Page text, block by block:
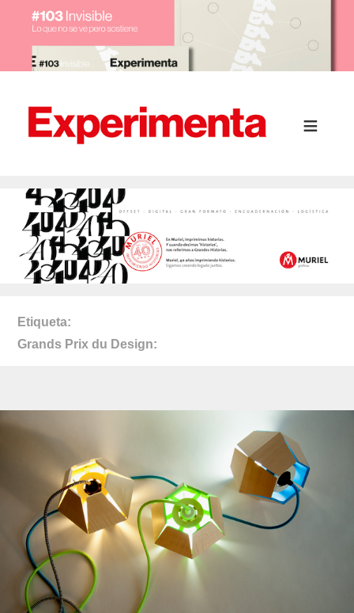
Etiqueta
Grands Prix du Design